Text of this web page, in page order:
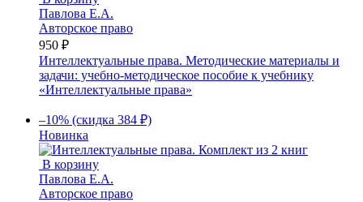
Павлова Е.А.
Авторское право
950 ₽
Интеллектуальные права. Методические материалы и
задачи: учебно-методическое пособие к учебнику
«Интеллектуальные права»
–10% (скидка 384 ₽)
Новинка
В корзину
Павлова Е.А.
Авторское право